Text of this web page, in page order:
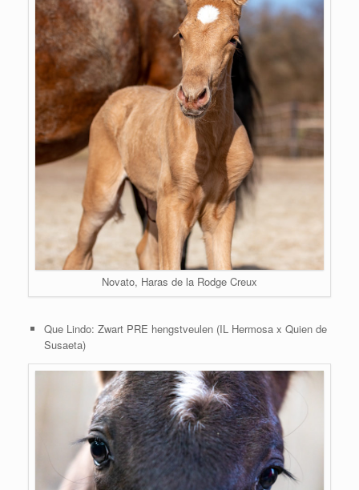
Novato, Haras de la Rodge Creux
Que Lindo: Zwart PRE hengstveulen (IL Hermosa x Quien de
Susaeta)